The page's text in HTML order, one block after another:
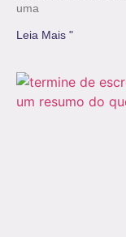
uma
Leia Mais "